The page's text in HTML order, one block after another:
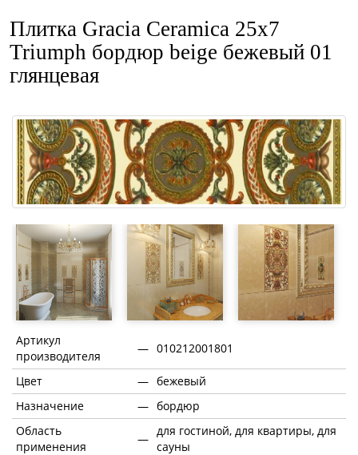
Плитка Gracia Ceramica 25x7
Triumph бордюр beige бежевый 01
глянцевая
Артикул
производителя
— 010212001801
Цвет — бежевый
Назначение
— бордюр
Область
применения
—
для гостиной, для квартиры, для
сауны